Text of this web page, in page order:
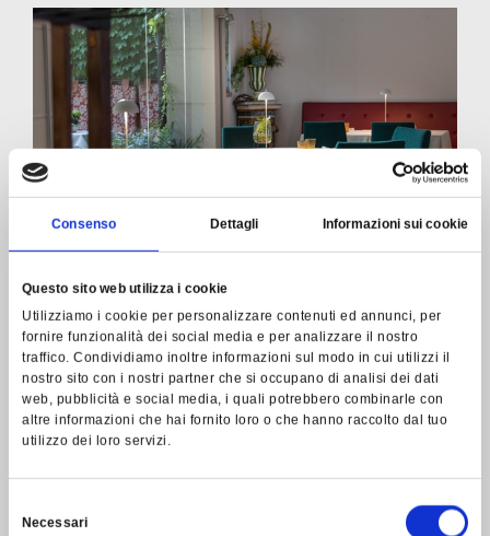
Consenso Dettagli Informazioni sui cookie
Questo sito web utilizza i cookie
Utilizziamo i cookie per personalizzare contenuti ed annunci, per
fornire funzionalità dei social media e per analizzare il nostro
traffico. Condividiamo inoltre informazioni sul modo in cui utilizzi il
nostro sito con i nostri partner che si occupano di analisi dei dati
web, pubblicità e social media, i quali potrebbero combinarle con
altre informazioni che hai fornito loro o che hanno raccolto dal tuo
utilizzo dei loro servizi.
delNecessari